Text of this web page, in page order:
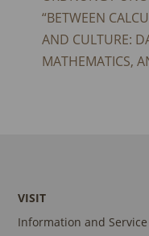
“BETWEEN
AND CULTURE:
MATHEMATICS,
VISIT
Information and Service